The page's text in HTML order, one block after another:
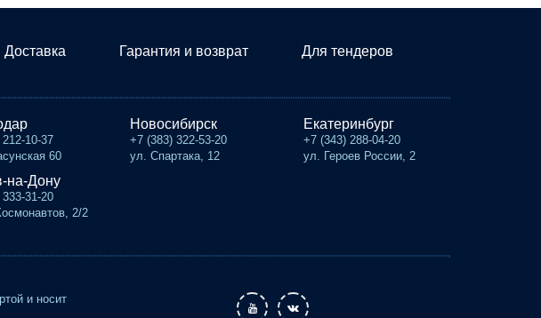
Доставка Гарантия и возврат Для тендеров
10-37
60
Новосибирск
+7 (383) 322-53-20
ул. Спартака, 12
Екатеринбург
+7 (343) 288-04-20
ул. Героев России, 2
на-Дону
31-20
2/2
и носит